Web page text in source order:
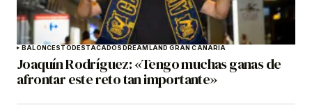
BALONCESTODESTACADOSDREAMLAND GRAN CANARIA
Joaquín Rodríguez: «Tengo muchas ganas de
afrontar este reto tan importante»